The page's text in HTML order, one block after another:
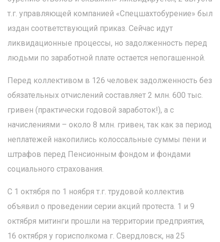
т.г. управляющей компанией «Спецшахтобурение» был
издан соответствующий приказ. Сейчас идут
ликвидационные процессы, но задолженность перед
людьми по заработной плате остается непогашенной.
Перед коллективом в 126 человек задолженность без
обязательных отчислений составляет 2 млн. 600 тыс.
гривен (практически годовой заработок!), а с
начислениями – около 8 млн. гривен, так как за период
неплатежей накопились колоссальные суммы пени и
штрафов перед Пенсионным фондом и фондами
социального страхования.
С 1 октября по 1 ноября т.г. трудовой коллектив
объявил о проведении серии акций протеста. 1 и 9
октября митинги прошли на территории предприятия,
16 октября у горисполкома г. Свердловск, на 25